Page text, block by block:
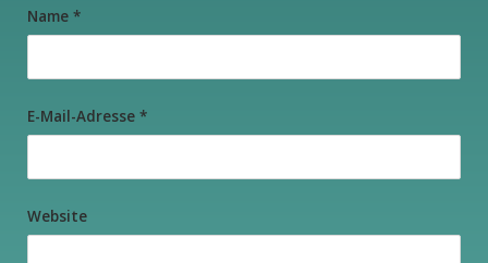
Name *
E-Mail-Adresse *
Website